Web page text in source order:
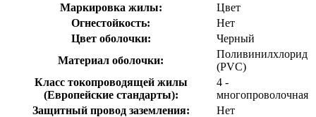
Маркировка жилы:
Цвет
Огнестойкость:
Нет
Цвет оболочки:
Черный
Материал оболочки:
Поливинилхлорид
(PVC)
Класс токопроводящей жилы
(Европейские стандарты):
4 -
многопроволочная
Защитный провод заземления:
Нет